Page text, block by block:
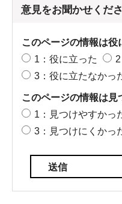
意見をお聞かせくだ
このページの情報は役
1：役に立った
3：役に立たなかっ
このページの情報は見
1：見つけやすかっ
3：見つけにくかっ